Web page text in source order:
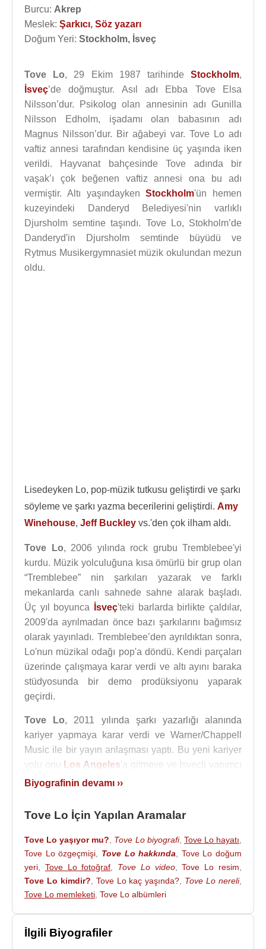
Burcu: Akrep
Meslek: Şarkıcı, Söz yazarı
Doğum Yeri: Stockholm, İsveç
Tove Lo, 29 Ekim 1987 tarihindeStockholm,
İsveç’de doğmuştur. Asıl adı Ebba Tove Elsa
Nilsson’dur. Psikolog olan annesinin adı Gunilla
Nilsson Edholm, işadamı olan babasının adı
Magnus Nilsson’dur. Bir ağabeyi var. Tove Lo adı
vaftiz annesi tarafından kendisine üç yaşında iken
verildi. Hayvanat bahçesinde Tove adında bir
vaşak’ı çok beğenen vaftiz annesi ona bu adı
vermiştir. Altı yaşındaykenStockholm'ün hemen
kuzeyindeki Danderyd Belediyesi'nin varlıklı
Djursholm semtine taşındı. Tove Lo, Stokholm’de
Danderyd'in Djursholm semtinde büyüdü ve
Rytmus Musikergymnasiet müzik okulundan mezun
oldu.
Lisedeyken Lo, pop-müzik tutkusu geliştirdi ve şarkı
söyleme ve şarkı yazma becerilerini geliştirdi. Amy
Winehouse, Jeff Buckley vs.'den çok ilham aldı.
Tove Lo, 2006 yılında rock grubu Tremblebee'yi
kurdu. Müzik yolculuğuna kısa ömürlü bir grup olan
“Tremblebee” nin şarkıları yazarak ve farklı
mekanlarda canlı sahnede sahne alarak başladı.
Üç yıl boyunca
İsveç'teki barlarda birlikte çaldılar,
2009'da ayrılmadan önce bazı şarkılarını bağımsız
olarak yayınladı. Tremblebee’den ayrıldıktan sonra,
Lo'nun müzikal odağı pop'a döndü. Kendi parçaları
üzerinde çalışmaya karar verdi ve altı ayını baraka
stüdyosunda bir demo prodüksiyonu yaparak
geçirdi.
Tove Lo, 2011 yılında şarkı yazarlığı alanında
kariyer yapmaya karar verdi ve Warner/Chappell
Music ile bir yayın anlaşması yaptı. Bu yeni kariyer
yolu onu Los Angeles'a gitmeye ve İsveçli yapımcı
Max Martinile çalışmaya yöneltti.
Twaddle ile evlendi.
Tove Lo’nun Ferrari, BMW, Rolls Royce ve Maserati
gibi bir otomobil koleksiyonu var.
Albümleri:
2012 - Love Ballad (single)
2014 - Out of Mind (single)
2014 - Truth Serum
Biyografinin devamı ››
Tove Lo İçin Yapılan Aramalar
Tove Lo yaşıyor mu? Tove Lo biyografi, Tove Lo hayatı
Tove Lo özgeçmişi
Tove Lo hakkında
Tove Lo doğum
yeri
Tove Lo fotoğraf Tove Lo video,Tove Lo resim
Tove Lo kimdir?
Tove Lo kaç yaşında? Tove Lo nereli,
Tove Lo memleketi Tove Lo albümleri
İlgili Biyografiler